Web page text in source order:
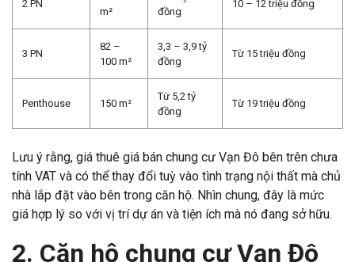
2 PN
m²
đồng
10 – 12 triệu đồng
3 PN
82 –
100 m²
3,3 – 3,9 tỷ
đồng
Từ 15 triệu đồng
Penthouse 150 m²
Từ 5,2 tỷ
đồng
Từ 19 triệu đồng
Lưu ý rằng, giá thuê giá bán chung cư Vạn Đô bên trên chưa
tính VAT và có thể thay đổi tuỳ vào tình trạng nội thất mà chủ
nhà lắp đặt vào bên trong căn hộ. Nhìn chung, đây là mức
giá hợp lý so với vị trí dự án và tiện ích mà nó đang sở hữu.
2. Căn hộ chung cư Vạn Đô